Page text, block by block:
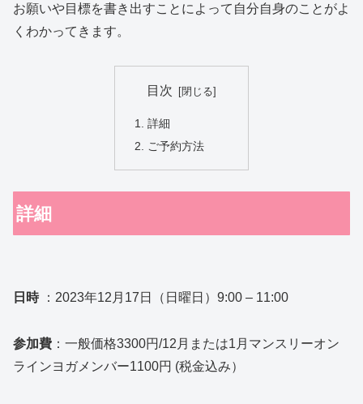
お願いや目標を書き出すことによって自分自身のことがよ
くわかってきます。
目次
詳細
ご予約方法
詳細
日時：2023年12月17日（日曜日）9:00 – 11:00
参加費 ：一般価格3300円/12月または1月マンスリーオン
ラインヨガメンバー1100円 (税金込み）